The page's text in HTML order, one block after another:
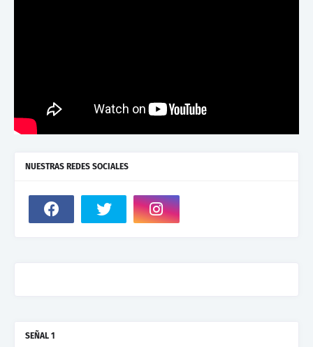
NUESTRAS REDES SOCIALES
SEÑAL 1